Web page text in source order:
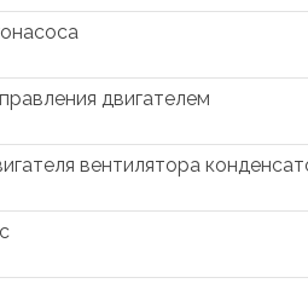
двигателем
вентилятора